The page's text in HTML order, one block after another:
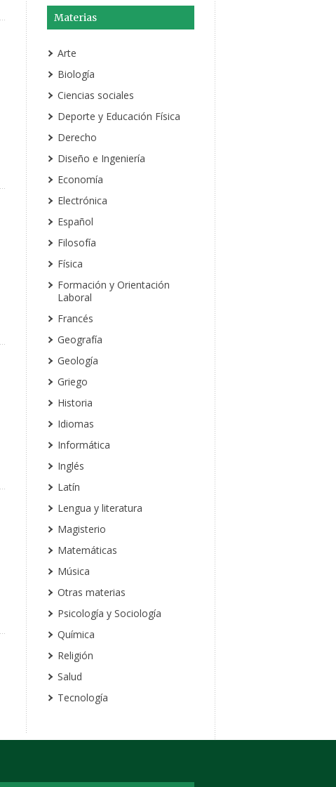
Materias
Arte
Biología
Ciencias sociales
Deporte y Educación Física
Derecho
Diseño e Ingeniería
Economía
Electrónica
Español
Filosofía
Física
Formación y Orientación
Laboral
Francés
Geografía
Geología
Griego
Historia
Idiomas
Informática
Inglés
Latín
Lengua y literatura
Magisterio
Matemáticas
Música
Otras materias
Psicología y Sociología
Química
Religión
Salud
Tecnología